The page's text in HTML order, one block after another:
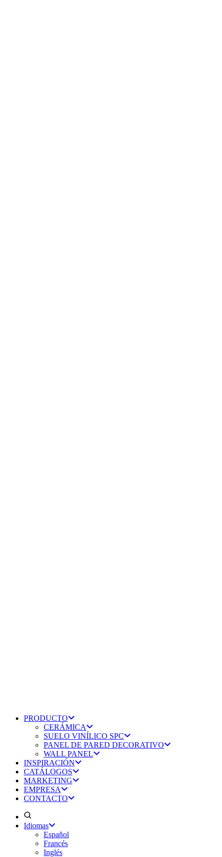
PRODUCTO
CERÁMICA
SUELO VINÍLICO SPC
PANEL DE PARED DECORATIVO
WALL PANEL
INSPIRACIÓN
CATÁLOGOS
MARKETING
EMPRESA
CONTACTO
Idiomas
Español
Francés
Inglés